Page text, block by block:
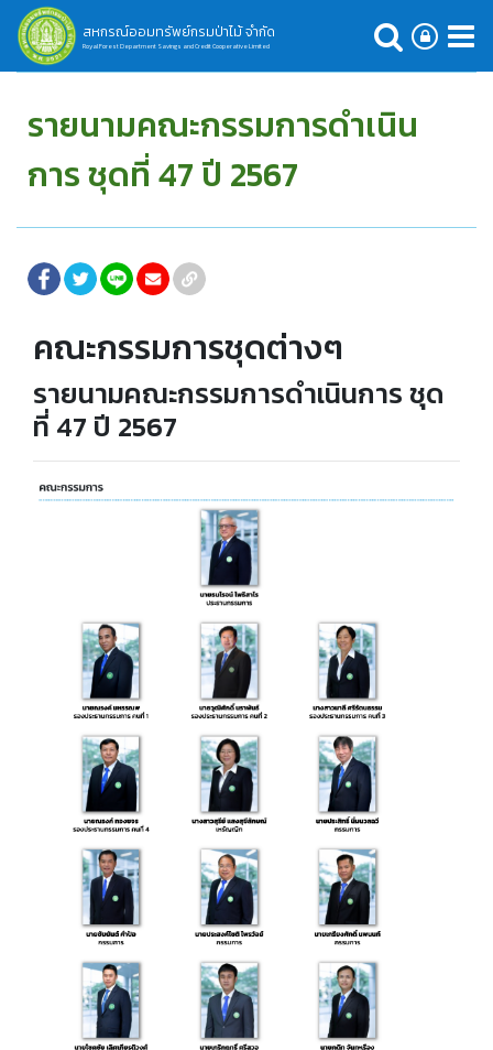
สหกรณ์ออมทรัพย์กรมป่าไม้ จำกัด
Royal Forest Department Savings and Credit Cooperative Limited
รายนามคณะกรรมการดำเนิน
การ ชุดที่ 47 ปี 2567
คณะกรรมการชุดต่างๆ
รายนามคณะกรรมการดำเนินการ ชุด
ที่ 47 ปี 2567